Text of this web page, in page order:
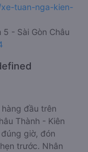
tuan-nga-kien-
- Sài Gòn Châu
đầu trên
Thành - Kiên
giờ, đón
trước. Nhân